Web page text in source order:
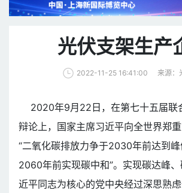
光伏支架生产
2022-11-25 16:41:00 来源：
2020年9月22日，在第七十五届联
辩论上，国家主席习近平向全世界郑
“二氧化碳排放力争于2030年前达到
2060年前实现碳中和”。实现碳达峰
近平同志为核心的党中央经过深思熟